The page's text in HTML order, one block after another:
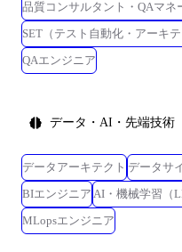
品質コンサルタント・QAマネ
SET（テスト自動化・アーキテ
QAエンジニア
データ・AI・先端技術
データアーキテクト データサ
BIエンジニア AI・機械学習（
MLopsエンジニア